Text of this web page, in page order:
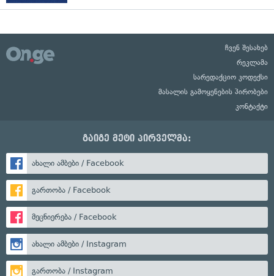
ჩვენ შესახებ
რეკლამა
სარედაქციო კოდექსი
მასალის გამოყენების პირობები
კონტაქტი
გაიგე მეტი პირველმა:
ახალი ამბები / Facebook
გართობა / Facebook
მეცნიერება / Facebook
ახალი ამბები / Instagram
გართობა / Instagram